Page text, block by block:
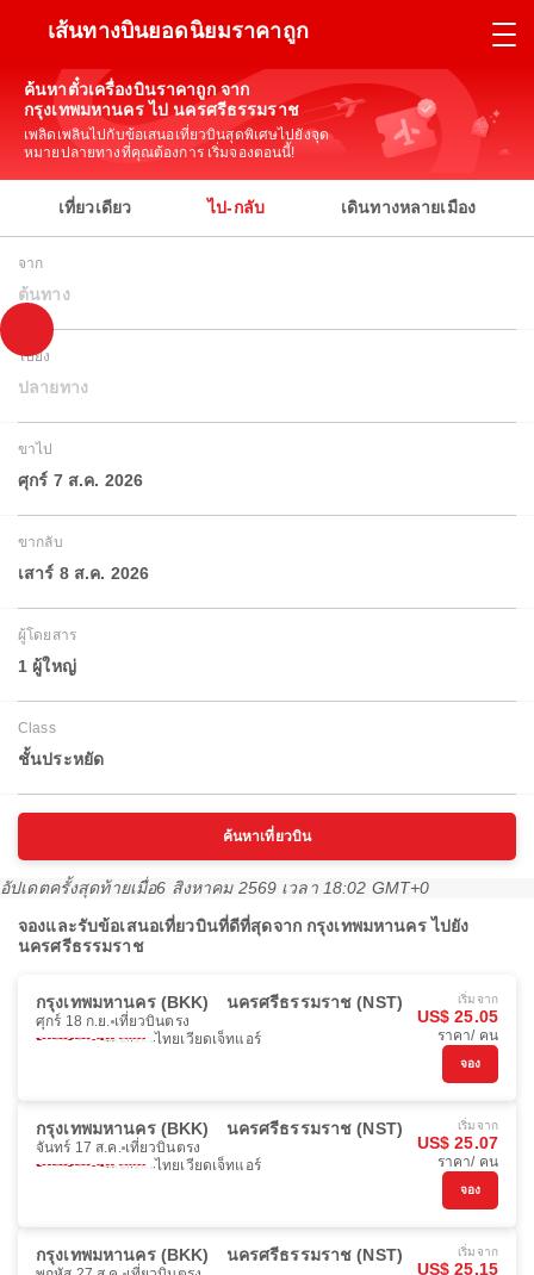
เส้นทางบินยอดนิยมราคาถูก
ค้นหาตั๋วเครื่องบินราคาถูก จาก
กรุงเทพมหานคร ไป นครศรีธรรมราช
เพลิดเพลินไปกับข้อเสนอเที่ยวบินสุดพิเศษไปยังจุด
หมายปลายทางที่คุณต้องการ เริ่มจองตอนนี้!
เที่ยวเดียว ไป-กลับ เดินทางหลายเมือง
จาก
ต้นทาง
ไปยัง
ปลายทาง
ขาไป
ศุกร์ 7 ส.ค. 2026
ขากลับ
เสาร์ 8 ส.ค. 2026
ผู้โดยสาร
1 ผู้ใหญ่
Class
ชั้นประหยัด
ค้นหาเที่ยวบิน
อัปเดตครั้งสุดท้ายเมื่อ6 สิงหาคม 2569 เวลา 18:02 GMT+0
จองและรับข้อเสนอเที่ยวบินที่ดีที่สุดจาก กรุงเทพมหานคร ไปยัง
นครศรีธรรมราช
กรุงเทพมหานคร (BKK) นครศรีธรรมราช (NST)
ศุกร์ 18 ก.ย. เที่ยวบินตรง
ไทยเวียดเจ็ทแอร์
เริ่มจาก
US$ 25.05
ราคา/ คน
จอง
กรุงเทพมหานคร (BKK) นครศรีธรรมราช (NST)
จันทร์ 17 ส.ค. เที่ยวบินตรง
ไทยเวียดเจ็ทแอร์
เริ่มจาก
US$ 25.07
ราคา/ คน
จอง
กรุงเทพมหานคร (BKK) นครศรีธรรมราช (NST) เริ่มจาก
US$ 25.15